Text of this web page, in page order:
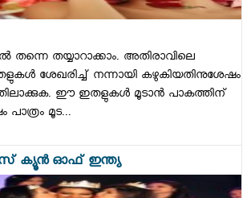
തന്നെ തയ്യാറാക്കാം. അതിരാവിലെ
ശേഖരിച്ച്‌ നന്നായി കഴുകിയതിനുശേഷം
ഈ ഇതളുകള്‍ മൂടാന്‍ പാകത്തിന്‌
പാത്രം മൂട...
ക്യൂന്‍ ഓഫ്‌ ഇന്ത്യ